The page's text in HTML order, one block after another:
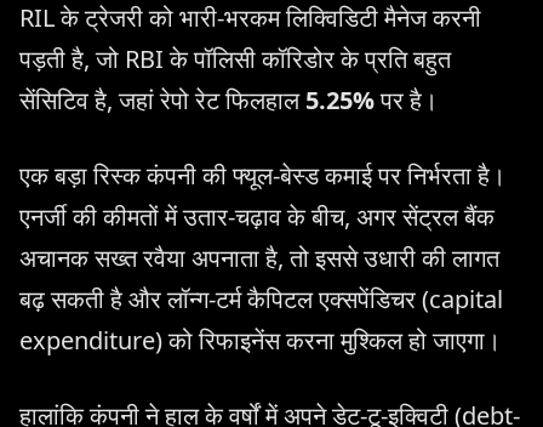
RIL के ट्रेजरी को भारी-भरकम लिक्विडिटी मैनेज करनी
पड़ती है, जो RBI के पॉलिसी कॉरिडोर के प्रति बहुत
सेंसिटिव है, जहां रेपो रेट फिलहाल5.25%पर है।
एक बड़ा रिस्क कंपनी की फ्यूल-बेस्ड कमाई पर निर्भरता है।
एनर्जी की कीमतों में उतार-चढ़ाव के बीच, अगर सेंट्रल बैंक
अचानक सख्त रवैया अपनाता है, तो इससे उधारी की लागत
बढ़ सकती है और लॉन्ग-टर्म कैपिटल एक्सपेंडिचर (capital
expenditure) को रिफाइनेंस करना मुश्किल हो जाएगा।
हालांकि कंपनी ने हाल के वर्षों में अपने डेट-टू-इक्विटी (debt-